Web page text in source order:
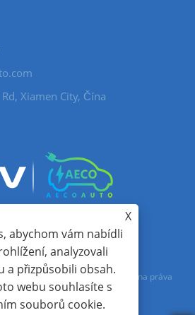
Xiamen City, Čína
Technology Co., Ltd. Všechna práva
X
abychom vám nabídli
analyzovali
a přizpůsobili obsah.
webu souhlasíte s
souborů cookie.